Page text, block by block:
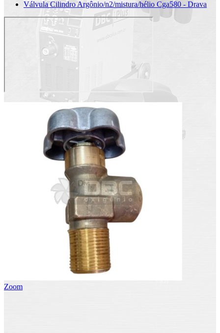
Válvula Cilindro Argônio/n2/mistura/hélio Cga580 - Drava
Zoom